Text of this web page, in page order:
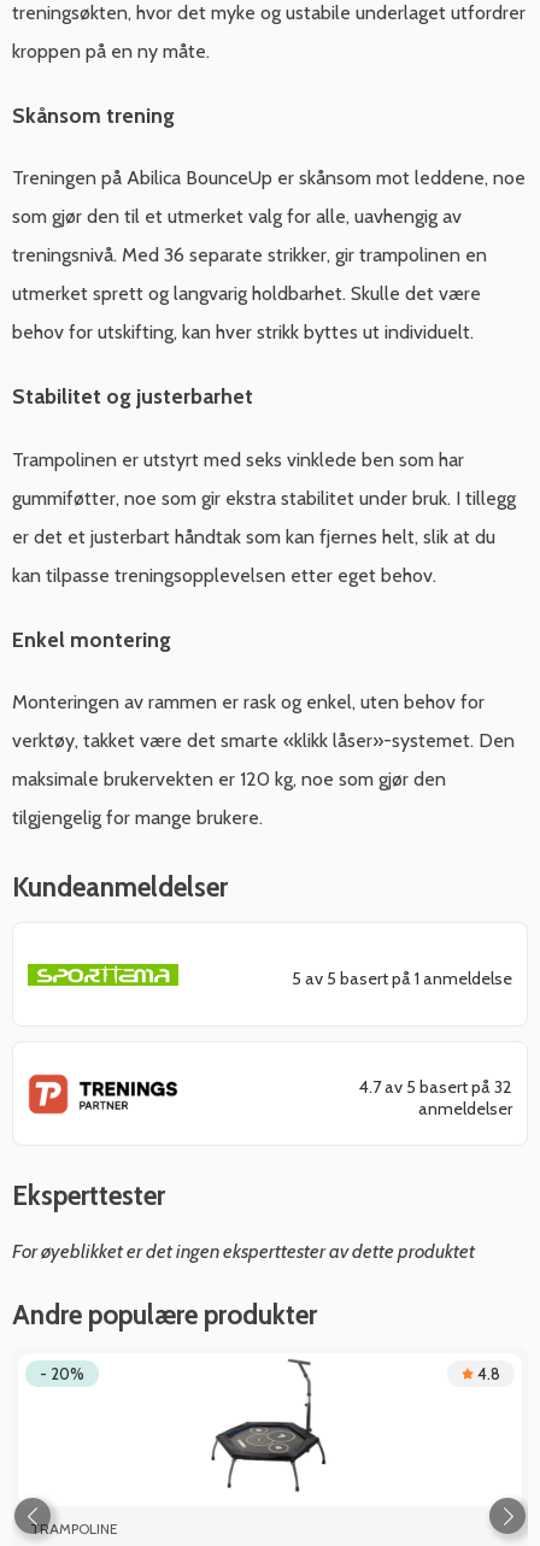
treningsøkten, hvor det myke og ustabile underlaget utfordrer
kroppen på en ny måte.
Skånsom trening
Treningen på Abilica BounceUp er skånsom mot leddene, noe
som gjør den til et utmerket valg for alle, uavhengig av
treningsnivå. Med 36 separate strikker, gir trampolinen en
utmerket sprett og langvarig holdbarhet. Skulle det være
behov for utskifting, kan hver strikk byttes ut individuelt.
Stabilitet og justerbarhet
Trampolinen er utstyrt med seks vinklede ben som har
gummiføtter, noe som gir ekstra stabilitet under bruk. I tillegg
er det et justerbart håndtak som kan fjernes helt, slik at du
kan tilpasse treningsopplevelsen etter eget behov.
Enkel montering
Monteringen av rammen er rask og enkel, uten behov for
verktøy, takket være det smarte «klikk låser»-systemet. Den
maksimale brukervekten er 120 kg, noe som gjør den
tilgjengelig for mange brukere.
Kundeanmeldelser
5 av 5 basert på 1 anmeldelse
4.7 av 5 basert på 32
anmeldelser
Eksperttester
For øyeblikket er det ingen eksperttester av dette produktet
Andre populære produkter
- 20% 4.8
TRAMPOLINE